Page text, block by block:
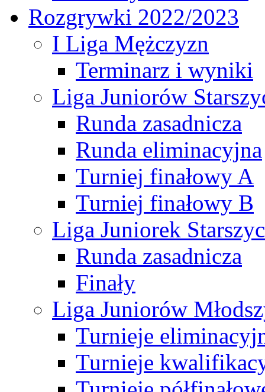
Rozgrywki 2022/2023
I Liga Mężczyzn
Terminarz i wyniki
Liga Juniorów
Runda zasadnicza
Runda eliminacyjna
Turniej finałowy A
Turniej finałowy B
Liga Juniorek
Runda zasadnicza
Finały
Liga Juniorów
Turnieje
Turnieje